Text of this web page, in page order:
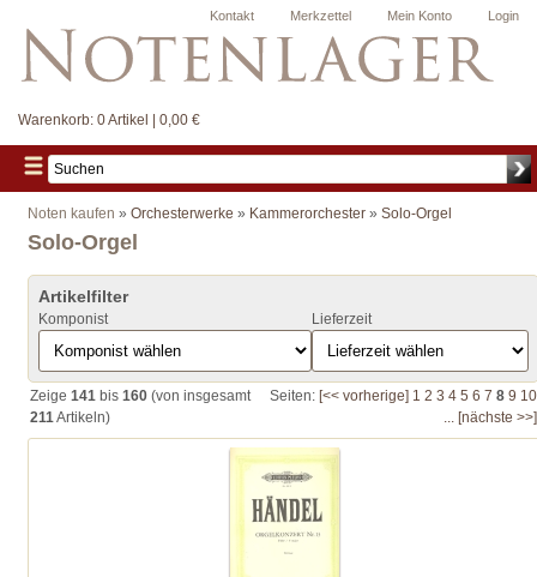
Login
Mein Konto
Merkzettel
Kontakt
Warenkorb: 0 Artikel | 0,00 €
Noten kaufen » Orchesterwerke » Kammerorchester » Solo-Orgel
Solo-Orgel
Artikelfilter
Komponist Lieferzeit
Zeige 141 bis 160 (von insgesamt
211Artikeln)
Seiten: [<< vorherige] 1 2 3 4 5 6 7 8 9 10
... [nächste >>]